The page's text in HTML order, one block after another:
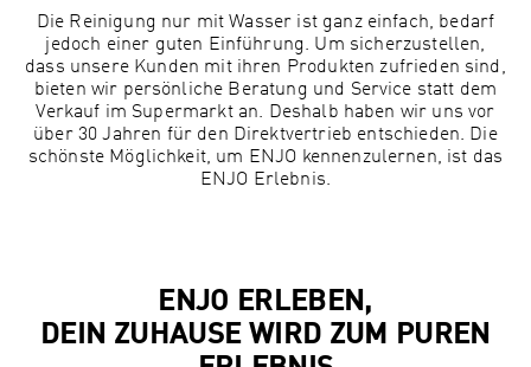
Die Reinigung nur mit Wasser ist ganz einfach, bedarf
jedoch einer guten Einführung. Um sicherzustellen,
dass unsere Kunden mit ihren Produkten zufrieden sind,
bieten wir persönliche Beratung und Service statt dem
Verkauf im Supermarkt an. Deshalb haben wir uns vor
über 30 Jahren für den Direktvertrieb entschieden. Die
schönste Möglichkeit, um ENJO kennenzulernen, ist das
ENJO Erlebnis.
ENJO ERLEBEN,
DEIN ZUHAUSE WIRD ZUM PUREN